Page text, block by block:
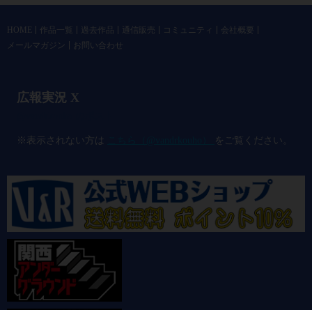
HOME 作品一覧 過去作品 通信販売 コミュニティ
会社概要
メールマガジン
お問い合わせ
広報実況 X
※表示されない方は をご覧ください。